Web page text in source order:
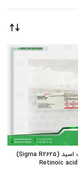
رتینوئیک اسید (Sigma R2625)
Retinoic acid